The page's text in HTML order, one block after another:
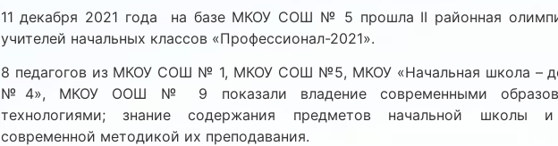
11 декабря 2021 года на базе МКОУ СОШ № 5 прошла II районная
учителей начальных классов «Профессионал-2021».
8 педагогов из МКОУ СОШ № 1, МКОУ СОШ №5, МКОУ «Начальная школа –
№4», МКОУ ООШ № 9 показали владение современными
технологиями; знание содержания предметов начальной школы и
современной методикой их преподавания.